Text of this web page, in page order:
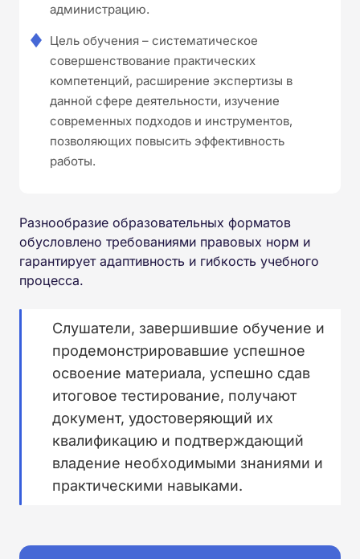
администрацию.
Цель обучения – систематическое
совершенствование практических
компетенций, расширение экспертизы в
данной сфере деятельности, изучение
современных подходов и инструментов,
позволяющих повысить эффективность
работы.
Разнообразие образовательных форматов
обусловлено требованиями правовых норм и
гарантирует адаптивность и гибкость учебного
процесса.
Слушатели, завершившие обучение и
продемонстрировавшие успешное
освоение материала, успешно сдав
итоговое тестирование, получают
документ, удостоверяющий их
квалификацию и подтверждающий
владение необходимыми знаниями и
практическими навыками.